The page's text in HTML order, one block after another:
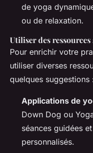
de yoga
ou de relaxation.
Utiliser des
Pour enrichir votre
utiliser diverses
quelques suggestions
Applications de
Down Dog ou
séances guidées
personnalisés.